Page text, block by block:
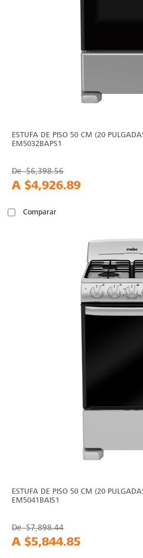
ESTUFA DE PISO 50 CM (20
EM5032BAPS1
De$6,398.56
A $4,926.89
Comparar
ESTUFA DE PISO 50 CM (20
EM5041BAIS1
De$7,898.44
A $5,844.85